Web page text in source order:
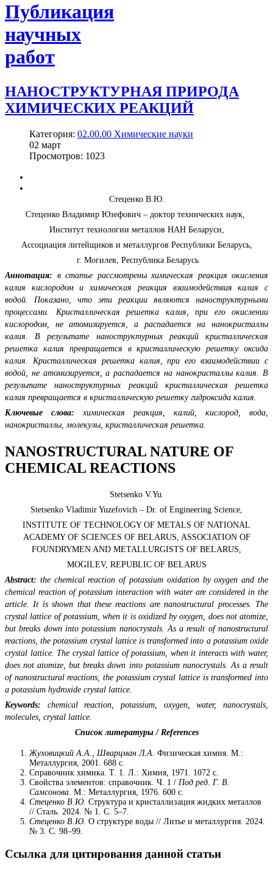
Публикация
научных
работ
НАНОСТРУКТУРНАЯ ПРИРОДА
ХИМИЧЕСКИХ РЕАКЦИЙ
Категория: 02.00.00 Химические науки
02 март
Просмотров: 1023
Стеценко В.Ю.
Стеценко Владимир Юзефович – доктор технических наук,
Институт технологии металлов НАН Беларуси,
Ассоциация литейщиков и металлургов Республики Беларусь,
г. Могилев, Республика Беларусь
Аннотация: в статье рассмотрены химическая реакция окисления
калия кислородом и химическая реакция взаимодействия калия с
водой. Показано, что эти реакции являются наноструктурными
процессами. Кристаллическая решетка калия, при его окислении
кислородом, не атомизируется, а распадается на нанокристаллы
калия. В результате наноструктурных реакций кристаллическая
решетка калия превращается в кристаллическую решетку оксида
калия. Кристаллическая решетка калия, при его взаимодействии с
водой, не атомизируется, а распадается на нанокристаллы калия. В
результате наноструктурных реакций кристаллическая решетка
калия превращается в кристаллическую решетку гидроксида калия.
Ключевые слова: химическая реакция, калий, кислород, вода,
нанокристаллы, молекулы, кристаллическая решетка.
NANOSTRUCTURAL NATURE OF
CHEMICAL REACTIONS
Stetsenko V.Yu.
Stetsenko Vladimir Yuzefovich – Dr. of Engineering Science,
INSTITUTE OF TECHNOLOGY OF METALS OF NATIONAL
ACADEMY OF SCIENCES OF BELARUS, ASSOCIATION OF
FOUNDRYMEN AND METALLURGISTS OF BELARUS,
MOGILEV, REPUBLIC OF BELARUS
Abstract: the chemical reaction of potassium oxidation by oxygen and the
chemical reaction of potassium interaction with water are considered in the
article. It is shown that these reactions are nanostructural processes. The
crystal lattice of potassium, when it is oxidized by oxygen, does not atomize,
but breaks down into potassium nanocrystals. As a result of nanostructural
reactions, the potassium crystal lattice is transformed into a potassium oxide
crystal lattice. The crystal lattice of potassium, when it interacts with water,
does not atomize, but breaks down into potassium nanocrystals. As a result
of nanostructural reactions, the potassium crystal lattice is transformed into
a potassium hydroxide crystal lattice.
Keywords: chemical reaction, potassium, oxygen, water, nanocrystals,
molecules, crystal lattice.
Список литературы / References
Жуховицкий А.А., Шварцман Л.А. Физическая химия. М.:
Металлургия, 2001. 688 с.
Справочник химика. Т. 1. Л.: Химия, 1971. 1072 с.
Свойства элементов: справочник. Ч. 1 / Под ред. Г. В.
Самсонова . М.: Металлургия, 1976. 600 с.
Стеценко В.Ю. Структура и кристаллизация жидких металлов
// Сталь. 2024. № 1. С. 5–7.
Стеценко В.Ю. О структуре воды // Литье и металлургия. 2024.
№ 3. С. 98–99.
Ссылка для цитирования данной статьи